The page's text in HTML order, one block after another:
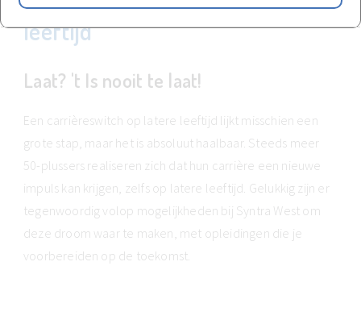
leeftijd
Laat? 't Is nooit te laat!
Een carrièreswitch op latere leeftijd lijkt misschien een
grote stap, maar het is absoluut haalbaar. Steeds meer
50-plussers realiseren zich dat hun carrière een nieuwe
impuls kan krijgen, zelfs op latere leeftijd. Gelukkig zijn er
tegenwoordig volop mogelijkheden bij Syntra West om
deze droom waar te maken, met opleidingen die je
voorbereiden op de toekomst.